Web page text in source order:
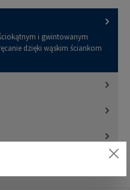
i gwintowanym
dzięki wąskim ściankom